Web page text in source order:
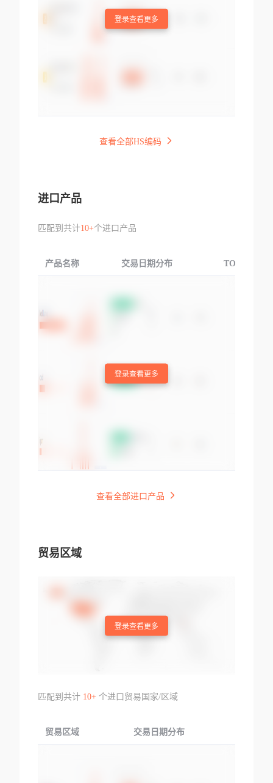
登录查看更多
查看全部HS编码
进口产品
匹配到共计10+个进口产品
产品名称 交易日期分布 TOP3交易国
登录查看更多
查看全部进口产品
贸易区域
登录查看更多
匹配到共计 10+个进口贸易国家/区域
贸易区域 交易日期分布